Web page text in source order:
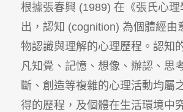
根據張春興 (1989) 在《張氏心理
出，認知 (cognition) 為個體經由
物認識與理解的心理歷程。認知
凡知覺、記憶、想像、辦認、思
斷、創造等複雜的心理活動均屬
得的歷程，及個體在生活環境中